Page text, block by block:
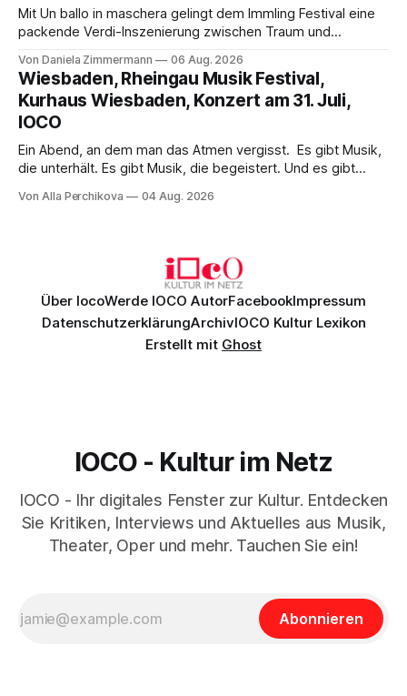
Mit Un ballo in maschera gelingt dem Immling Festival eine
packende Verdi-Inszenierung zwischen Traum und
psychologische Tiefe mit starken Bildern, getragen von
einem spielfreudigen Ensemble und einer musikalisch
überzeugenden Gesamtleistung.
Von Daniela Zimmermann 06 Aug. 2026
Wiesbaden, Rheingau Musik Festival,
Kurhaus Wiesbaden, Konzert am 31. Juli,
IOCO
Ein Abend, an dem man das Atmen vergisst. Es gibt Musik,
die unterhält. Es gibt Musik, die begeistert. Und es gibt
Genau so war der Abend im Kurhaus Wiesbaden, an dem
Von Alla Perchikova 04 Aug. 2026
Über IocoWerde IOCO AutorFacebookImpressum
DatenschutzerklärungArchivIOCO Kultur Lexikon
Erstellt mit Ghost
IOCO - Kultur im Netz
IOCO - Ihr digitales Fenster zur Kultur. Entdecken
Sie Kritiken, Interviews und Aktuelles aus Musik,
Theater, Oper und mehr. Tauchen Sie ein!
Abonnieren